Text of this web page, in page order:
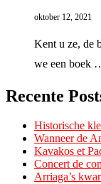
oktober 12, 2021
Kent u ze, de
we een boek
Recente
Historische
Wanneer de
Kavakos et
Concert de
Arriaga’s